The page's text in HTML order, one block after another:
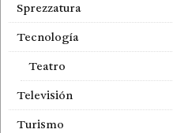
Sprezzatura
Tecnología
Teatro
Televisión
Turismo